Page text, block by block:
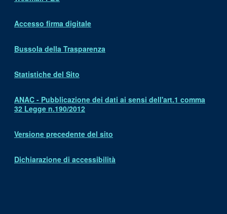
Accesso firma digitale
Bussola della Trasparenza
Statistiche del Sito
ANAC - Pubblicazione dei dati ai sensi dell'art.1 comma
32 Legge n.190/2012
Versione precedente del sito
Dichiarazione di accessibilità